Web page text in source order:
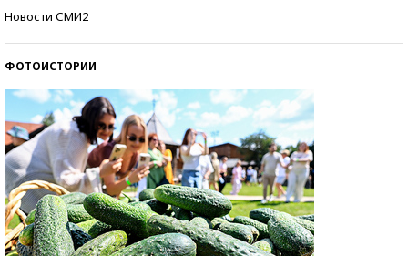
Новости СМИ2
ФОТОИСТОРИИ